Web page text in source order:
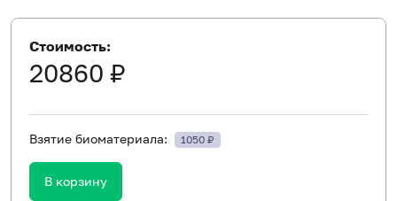
Стоимость:
20860 ₽
Взятие биоматериала: 1050 ₽
В корзину